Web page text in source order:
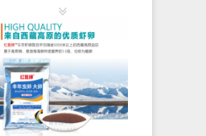
扬增体锦鲤金鱼鱼食锦鲤
饲料颗粒增-锦鲤饲料(海
豚宠物用品专营店仅售
35.9元)